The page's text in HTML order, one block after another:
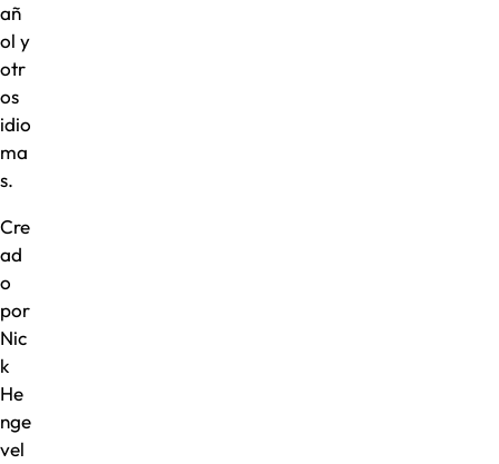
añ
ol y
otr
os
idio
ma
s.
Cre
ad
o
por
Nic
k
He
nge
vel